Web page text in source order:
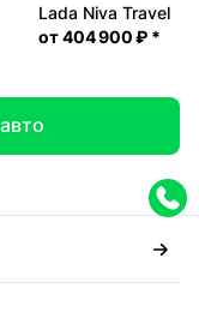
Lada Niva Travel
от404 900 ₽ *